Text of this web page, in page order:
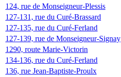
124, rue de Monseigneur-Plessis
127-131, rue du Curé-Brassard
127-135, rue du Curé-Ferland
127-139, rue de Monseigneur-Signay
1290, route Marie-Victorin
134-136, rue du Curé-Ferland
136, rue Jean-Baptiste-Proulx